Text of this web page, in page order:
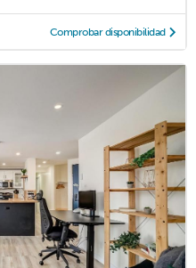
Comprobar disponibilidad